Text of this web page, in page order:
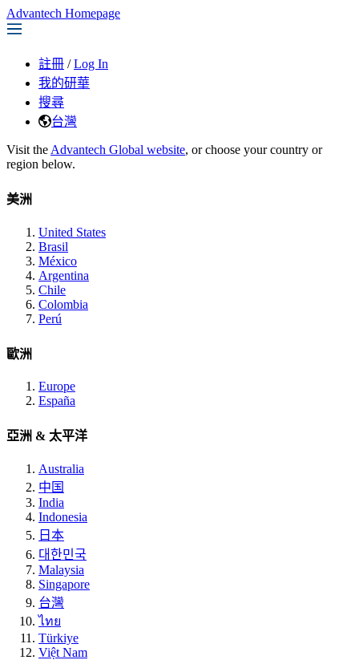
Advantech Homepage
註冊 / Log In
我的研華
搜尋
台灣
Visit the Advantech Global website, or choose your country or
region below.
美洲
United States
Brasil
México
Argentina
Chile
Colombia
Perú
歐洲
Europe
España
亞洲 & 太平洋
Australia
中国
India
Indonesia
日本
대한민국
Malaysia
Singapore
台灣
ไทย
Türkiye
Việt Nam